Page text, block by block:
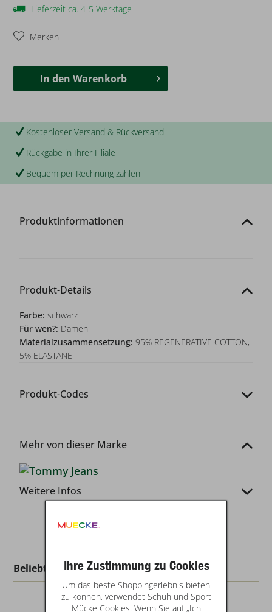
Lieferzeit ca. 4-5 Werktage
Merken
In den Warenkorb
Kostenloser Versand & Rückversand
Rückgabe in Ihrer Filiale
Bequem per Rechnung zahlen
Produktinformationen
Produkt-Details
Farbe:schwarz
Für wen?: Damen
Materialzusammensetzung: 95% REGENERATIVE COTTON,
5% ELASTANE
Produkt-Codes
Mehr von dieser Marke
Weitere Infos
Beliebt in dieser Kategorie
Ihre Zustimmung zu Cookies
Um das beste Shoppingerlebnis bieten
zu können, verwendet Schuh und Sport
Mücke Cookies. Wenn Sie auf „Ich